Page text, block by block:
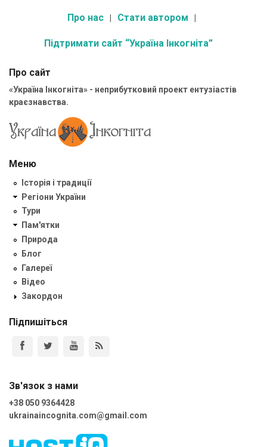
Про нас Стати автором
Підтримати сайт “Україна Інкогніта”
Про сайт
«Україна Інкогніта» - неприбутковий проект ентузіастів
краєзнавства.
Меню
Історія і традиції
Регіони України
Тури
Пам'ятки
Природа
Блог
Галереї
Відео
Закордон
Підпишіться
Зв'язок з нами
+38 050 9364428
ukrainaincognita.com@gmail.com